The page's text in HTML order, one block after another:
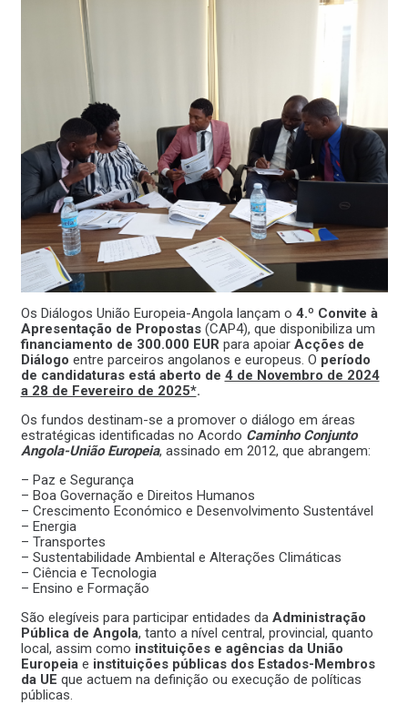
Os Diálogos União Europeia-Angola lançam o 4.º Convite à
Apresentação de Propostas(CAP4), que disponibiliza um
financiamento de 300.000 EURpara apoiar Acções de
Diálogo entre parceiros angolanos e europeus. O período
de candidaturas está aberto de 4 de Novembro de 2024
a 28 de Fevereiro de 2025*.
Os fundos destinam-se a promover o diálogo em áreas
estratégicas identificadas no Acordo Caminho Conjunto
Angola-União Europeia, assinado em 2012, que abrangem:
– Paz e Segurança
– Boa Governação e Direitos Humanos
– Crescimento Económico e Desenvolvimento Sustentável
– Energia
– Transportes
– Sustentabilidade Ambiental e Alterações Climáticas
– Ciência e Tecnologia
– Ensino e Formação
São elegíveis para participar entidades da Administração
Pública de Angola, tanto a nível central, provincial, quanto
local, assim como instituições e agências da União
Europeiae instituições públicas dos Estados-Membros
da UE que actuem na definição ou execução de políticas
públicas.